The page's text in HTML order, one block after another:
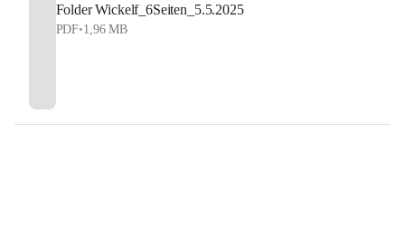
Folder Wickelf_6Seiten_5.5.2025
PDF•1,96 MB